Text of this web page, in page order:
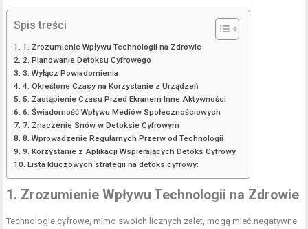
Spis treści
1. Zrozumienie Wpływu Technologii na Zdrowie
2. Planowanie Detoksu Cyfrowego
3. Wyłącz Powiadomienia
4. Określone Czasy na Korzystanie z Urządzeń
5. Zastąpienie Czasu Przed Ekranem Inne Aktywności
6. Świadomość Wpływu Mediów Społecznościowych
7. Znaczenie Snów w Detoksie Cyfrowym
8. Wprowadzenie Regularnych Przerw od Technologii
9. Korzystanie z Aplikacji Wspierających Detoks Cyfrowy
Lista kluczowych strategii na detoks cyfrowy:
1. Zrozumienie Wpływu Technologii na Zdrowie
Technologie cyfrowe, mimo swoich licznych zalet, mogą mieć negatywne